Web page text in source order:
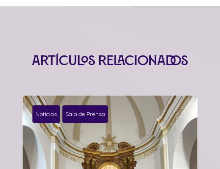
Artículos relacionados
Noticias Sala de Prensa